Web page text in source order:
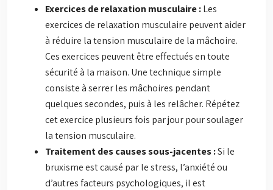
Exercices de relaxation musculaire :Les
exercices de relaxation musculaire peuvent aider
à réduire la tension musculaire de la mâchoire.
Ces exercices peuvent être effectués en toute
sécurité à la maison. Une technique simple
consiste à serrer les mâchoires pendant
quelques secondes, puis à les relâcher. Répétez
cet exercice plusieurs fois par jour pour soulager
la tension musculaire.
Traitement des causes sous-jacentes :Si le
bruxisme est causé par le stress, l’anxiété ou
d’autres facteurs psychologiques, il est